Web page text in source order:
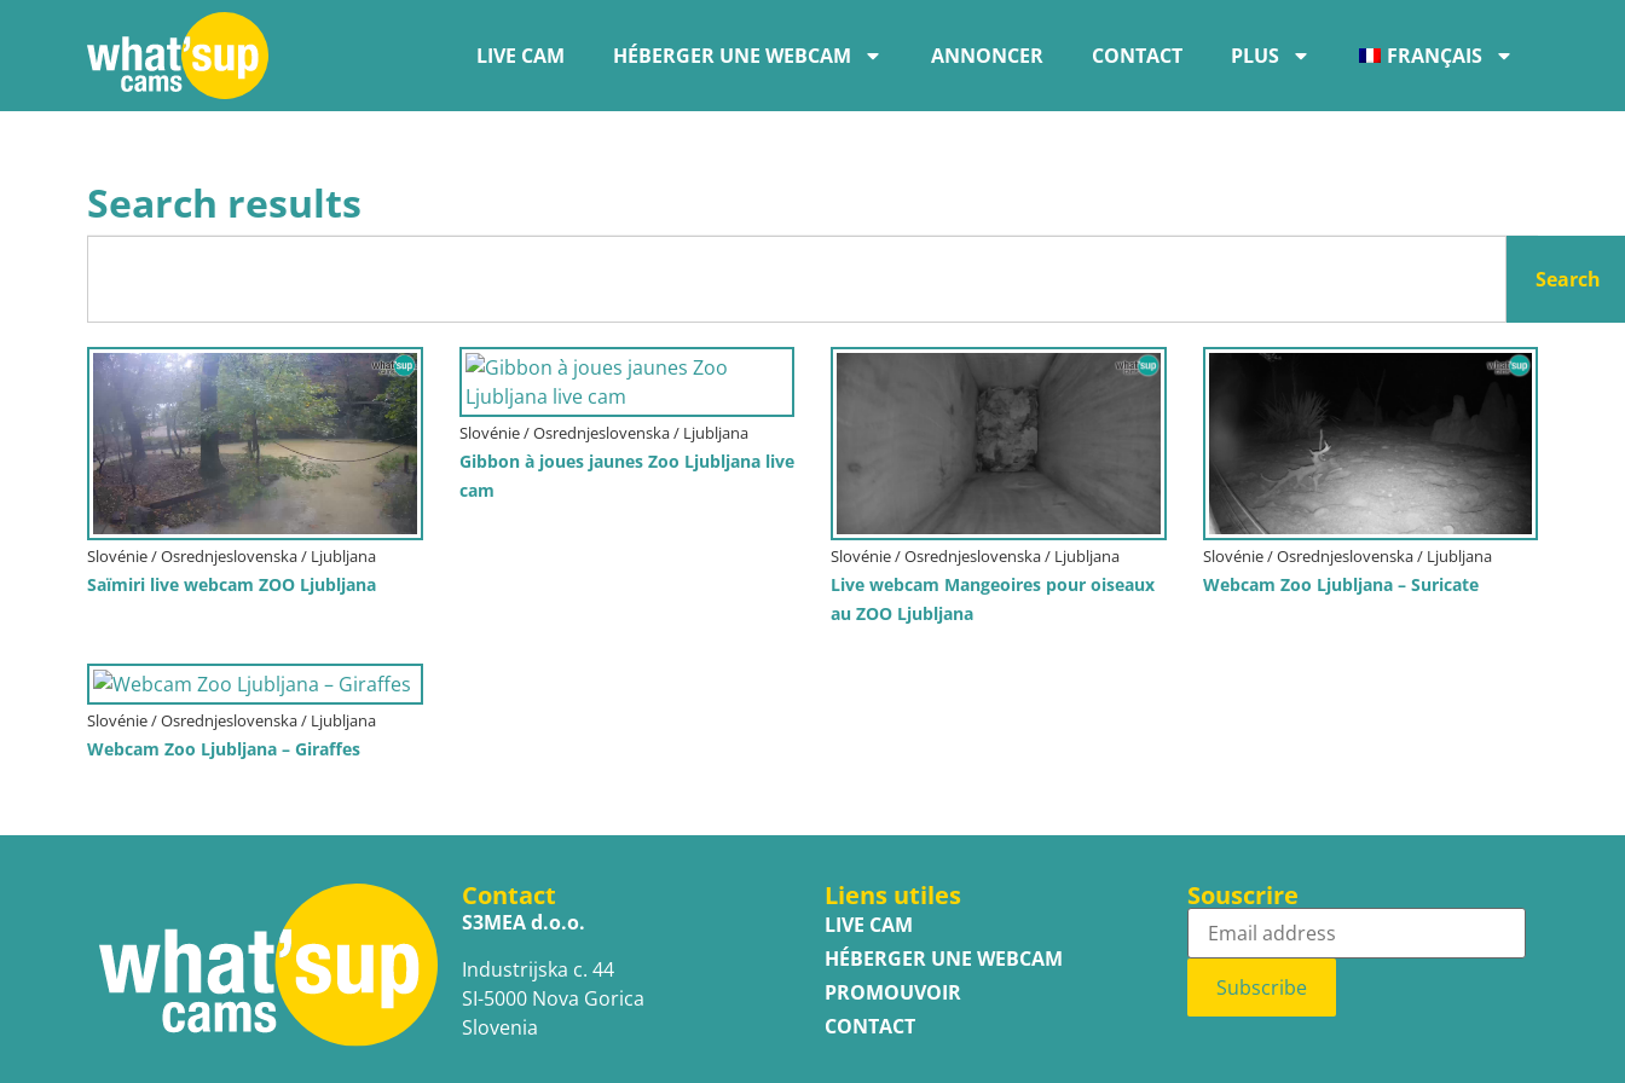
LIVE CAM HÉBERGER UNE WEBCAM ANNONCER CONTACT PLUS FRANÇAIS
Search results
Search
Slovénie / Osrednjeslovenska / Ljubljana
Saïmiri live webcam ZOO Ljubljana
Slovénie / Osrednjeslovenska / Ljubljana
Gibbon à joues jaunes Zoo Ljubljana live
cam
Slovénie / Osrednjeslovenska / Ljubljana
Live webcam Mangeoires pour oiseaux
au ZOO Ljubljana
Slovénie / Osrednjeslovenska / Ljubljana
Webcam Zoo Ljubljana – Suricate
Slovénie / Osrednjeslovenska / Ljubljana
Webcam Zoo Ljubljana – Giraffes
Contact
S3MEA d.o.o.
Industrijska c. 44
SI-5000 Nova Gorica
Slovenia
Liens utiles
LIVE CAM
HÉBERGER UNE WEBCAM
PROMOUVOIR
CONTACT
Souscrire
Subscribe